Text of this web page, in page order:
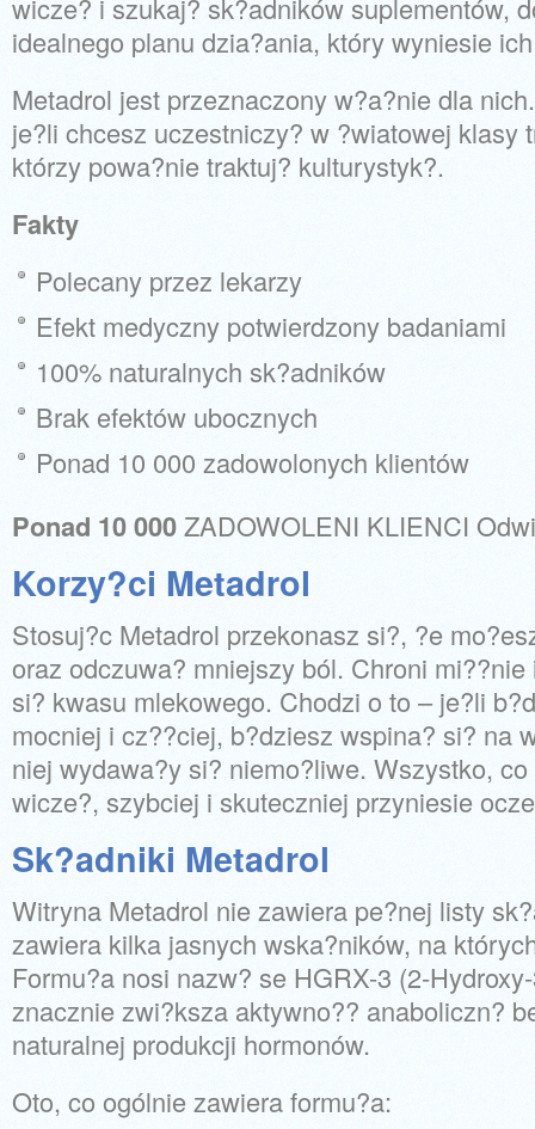
wicze? i szukaj? sk?adników suplementów,
idealnego planu dzia?ania, który wyniesie
Metadrol jest przeznaczony w?a?nie dla
je?li chcesz uczestniczy? w ?wiatowej klasy
którzy powa?nie traktuj? kulturystyk?.
Fakty
Polecany przez lekarzy
Efekt medyczny potwierdzony badaniami
100% naturalnych sk?adników
Brak efektów ubocznych
Ponad 10 000 zadowolonych klientów
Ponad 10 000ZADOWOLENI KLIENCI
Korzy?ci Metadrol
Stosuj?c Metadrol przekonasz si?, ?e
oraz odczuwa? mniejszy ból. Chroni
si? kwasu mlekowego. Chodzi o to – je?li
mocniej i cz??ciej, b?dziesz wspina? si? na
niej wydawa?y si? niemo?liwe. Wszystko,
wicze?, szybciej i skuteczniej przyniesie
Sk?adniki Metadrol
Witryna Metadrol nie zawiera pe?nej listy
zawiera kilka jasnych wska?ników, na
Formu?a nosi nazw? se HGRX-3 (2-
znacznie zwi?ksza aktywno?? anaboliczn?
naturalnej produkcji hormonów.
Oto, co ogólnie zawiera formu?a: